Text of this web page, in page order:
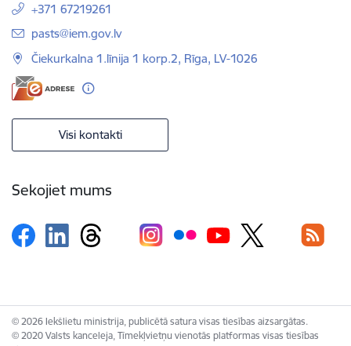
+371 67219261
E-pasts:
pasts@iem.gov.lv
Čiekurkalna 1.līnija 1 korp.2, Rīga, LV-1026
Visi kontakti
Sekojiet mums
© 2026 Iekšlietu ministrija, publicētā satura visas tiesības aizsargātas.
© 2020 Valsts kanceleja, Tīmekļvietņu vienotās platformas visas tiesības